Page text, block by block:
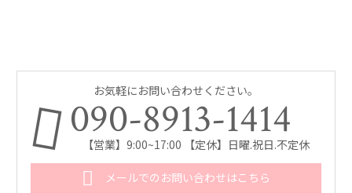
お気軽にお問い合わせください。
090-8913-1414
【営業】9:00~17:00 【定休】日曜.祝日.不定休
メールでのお問い合わせはこちら